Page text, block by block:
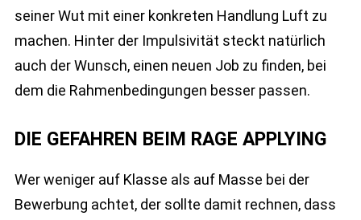
seiner Wut mit einer konkreten Handlung Luft zu
machen. Hinter der Impulsivität steckt natürlich
auch der Wunsch, einen neuen Job zu finden, bei
dem die Rahmenbedingungen besser passen.
DIE GEFAHREN BEIM RAGE APPLYING
Wer weniger auf Klasse als auf Masse bei der
Bewerbung achtet, der sollte damit rechnen, dass